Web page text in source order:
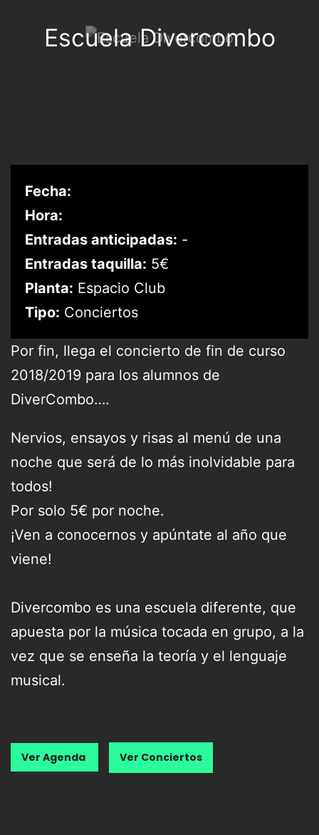
Escuela Divercombo
Fecha:
Hora:
Entradas anticipadas: -
Entradas taquilla: 5€
Planta: Espacio Club
Tipo: Conciertos
Por fin, llega el concierto de fin de curso
2018/2019 para los alumnos de
DiverCombo….
Nervios, ensayos y risas al menú de una
noche que será de lo más inolvidable para
todos!
Por solo 5€ por noche.
¡Ven a conocernos y apúntate al año que
viene!
Divercombo es una escuela diferente, que
apuesta por la música tocada en grupo, a la
vez que se enseña la teoría y el lenguaje
musical.
Ver Agenda Ver Conciertos